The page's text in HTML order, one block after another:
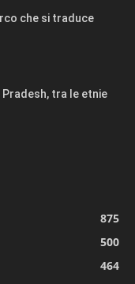
che si traduce
Pradesh, tra le etnie
875
500
464